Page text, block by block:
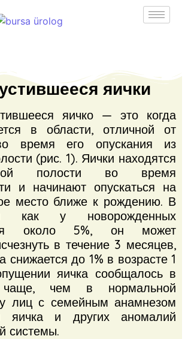
яички
яичко — это когда
в области, отличной от
время его опускания из
(рис. 1). Яички находятся
полости во время
и начинают опускаться на
место ближе к рождению. В
как у новорожденных
около 5%, он может
в течение 3 месяцев,
снижается до 1% в возрасте 1
яичка сообщалось в
чем в нормальной
лиц с семейным анамнезом
яичка и других аномалий
системы.